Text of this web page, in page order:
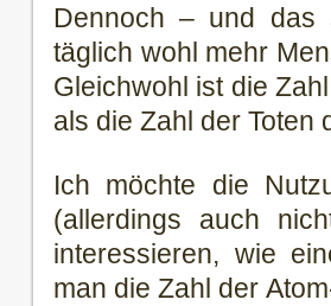
Dennoch – und das
täglich wohl mehr
Gleichwohl ist die
als die Zahl der Toten
Ich möchte die
(allerdings auch
interessieren, wie
man die Zahl der